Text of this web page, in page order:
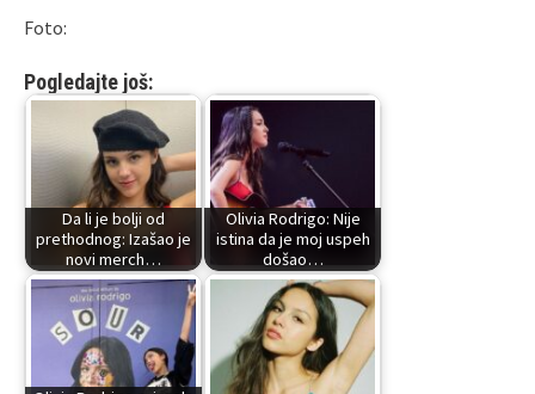
Foto:
Pogledajte još:
Da li je bolji od
prethodnog: Izašao je
novi merch…
Olivia Rodrigo: Nije
istina da je moj uspeh
došao…